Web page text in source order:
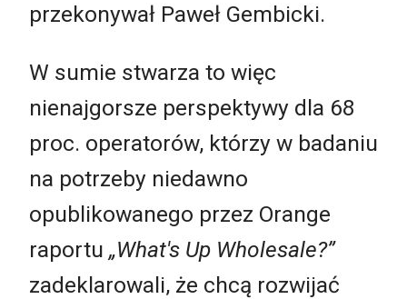
przekonywał Paweł Gembicki.
W sumie stwarza to więc
nienajgorsze perspektywy dla 68
proc. operatorów, którzy w badaniu
na potrzeby niedawno
opublikowanego przez Orange
raportu „What's Up Wholesale?”
zadeklarowali, że chcą rozwijać